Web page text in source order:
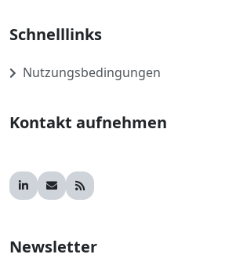
Schnelllinks
Nutzungsbedingungen
Kontakt aufnehmen
Newsletter